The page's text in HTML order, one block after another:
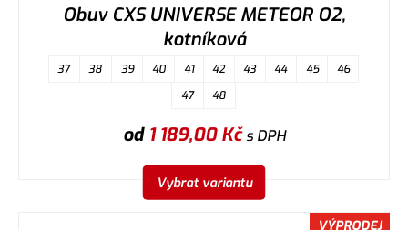
Obuv CXS UNIVERSE METEOR O2,
kotníková
37 38 39 40 41 42 43 44 45
46
47
48
od 1 189,00Kčs DPH
Vybrat variantu
VÝPRODEJ